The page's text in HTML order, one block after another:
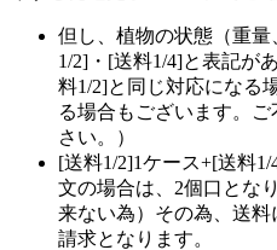
但し、植物の状態（重
1/2]・[送料1/4]と表記が
料1/2]と同じ対応になる
る場合もございます。
さい。）
[送料1/2]1ケース+[送料
文の場合は、2個口とな
来ない為）その為、送
請求となります。